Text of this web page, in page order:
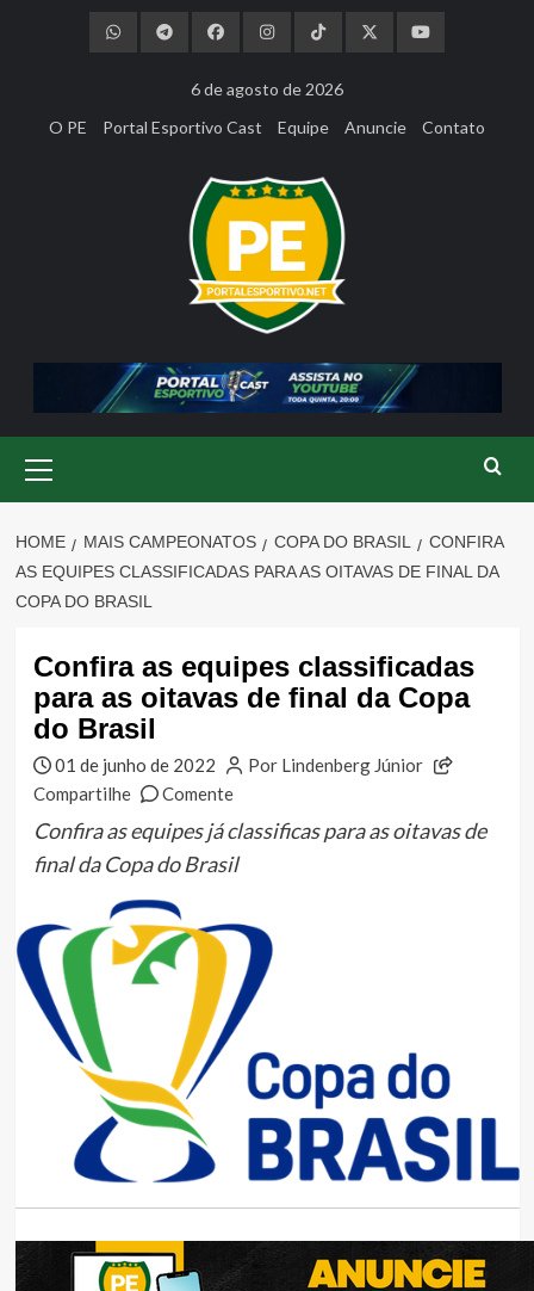
6 de agosto de 2026
O PE
Portal Esportivo Cast Equipe Anuncie Contato
Menu
HOME MAIS CAMPEONATOS COPA DO BRASIL
CONFIRA
AS EQUIPES CLASSIFICADAS PARA AS OITAVAS DE FINAL DA
COPA DO BRASIL
Confira as equipes classificadas
para as oitavas de final da Copa
do Brasil
01 de junho de 2022
Por Lindenberg Júnior
Compartilhe
Comente
Confira as equipes já classificas para as oitavas de
final da Copa do Brasil